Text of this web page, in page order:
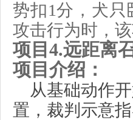
势扣1分， 犬只
攻击行为时 ，
项目 4.远距离
项目介绍：
从基础动作
置 ， 裁判示意